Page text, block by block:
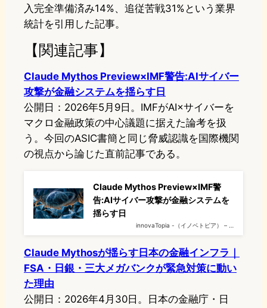
入完全準備済み14%、追従苦戦31%という業界
統計を引用した記事。
【関連記事】
Claude Mythos Preview×IMF警告:AIサイバー
攻撃が金融システムを揺らす日
公開日：2026年5月9日。IMFがAI×サイバーを
マクロ金融政策の中心議題に据えた論考を扱
う。今回のASIC書簡と同じ脅威認識を国際機関
の視点から論じた直前記事である。
Claude Mythos Preview×IMF警
告:AIサイバー攻撃が金融システムを
揺らす日
innovaTopia -（イノベトピア） – …
Claude Mythosが揺らす日本の金融インフラ｜
FSA・日銀・三大メガバンクが緊急対策に動い
た理由
公開日：2026年4月30日。日本の金融庁・日